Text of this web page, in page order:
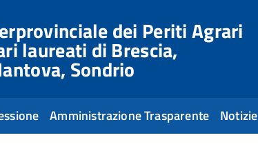
dei Periti Agrari
laureati di Brescia,
Sondrio
Amministrazione Trasparente Notizie